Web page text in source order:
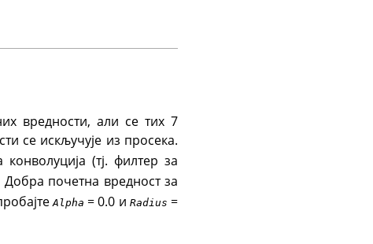
вредности, али се тих 7
се искључује из просека.
(тј. филтер за
Добра почетна вредност за
Alpha = 0.0 и Radius =